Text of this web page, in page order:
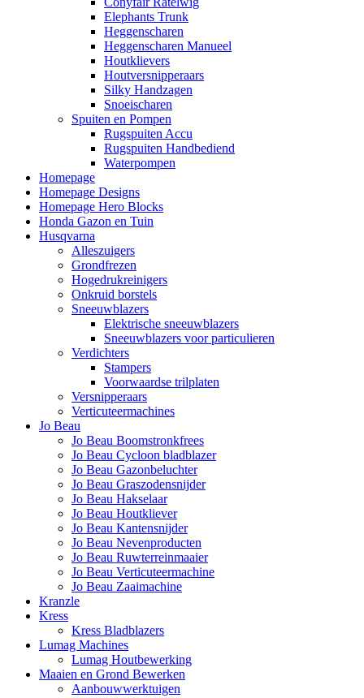
Elephants Trunk
Heggenscharen
Heggenscharen Manueel
Houtklievers
Houtversnipperaars
Silky Handzagen
Snoeischaren
Spuiten en Pompen
Rugspuiten Accu
Rugspuiten Handbediend
Waterpompen
Homepage
Homepage Designs
Homepage Hero Blocks
Honda Gazon en Tuin
Husqvarna
Alleszuigers
Grondfrezen
Hogedrukreinigers
Onkruid borstels
Sneeuwblazers
Elektrische sneeuwblazers
Sneeuwblazers voor particulieren
Verdichters
Stampers
Voorwaardse trilplaten
Versnipperaars
Verticuteermachines
Jo Beau
Jo Beau Boomstronkfrees
Jo Beau Cycloon bladblazer
Jo Beau Gazonbeluchter
Jo Beau Graszodensnijder
Jo Beau Hakselaar
Jo Beau Houtkliever
Jo Beau Kantensnijder
Jo Beau Nevenproducten
Jo Beau Ruwterreinmaaier
Jo Beau Verticuteermachine
Jo Beau Zaaimachine
Kranzle
Kress
Kress Bladblazers
Lumag Machines
Lumag Houtbewerking
Maaien en Grond Bewerken
Aanbouwwerktuigen